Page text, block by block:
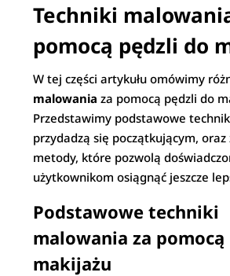
Techniki
pomocą pędzli do
W tej części artykułu omówimy
malowania za pomocą pędzli do
Przedstawimy podstawowe
przydadzą się początkującym,
metody, które pozwolą
użytkownikom osiągnąć jeszcze
Podstawowe techniki
malowania za
makijażu